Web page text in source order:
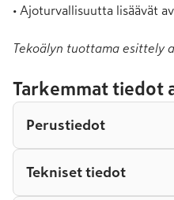
• Ajoturvallisuutta lisäävät
Tekoälyn tuottama esittely
Tarkemmat tiedot
Perustiedot
Tekniset tiedot